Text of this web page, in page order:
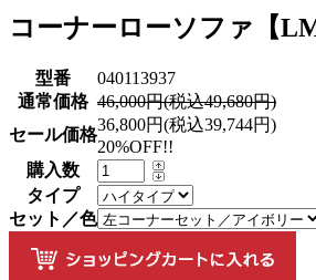
コーナーローソファ【
型番
040113937
通常価格 46,000円(税込49,680円)
セール価格
36,800円(税込39,744円)
20%OFF!!
購入数
タイプ
セット／色